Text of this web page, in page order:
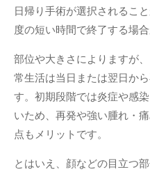
日帰り手術が選択されるこ
度の短い時間で終了する場合
部位や大きさによりますが
常生活は当日または翌日か
す。初期段階では炎症や感
いため、再発や強い腫れ・
点もメリットです。
とはいえ、顔などの目立つ